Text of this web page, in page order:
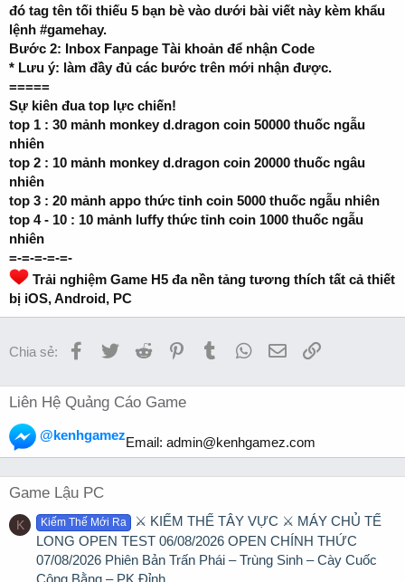
đó tag tên tối thiếu 5 bạn bè vào dưới bài viết này kèm khẩu
lệnh #gamehay.
Bước 2: Inbox Fanpage Tài khoản để nhận Code
* Lưu ý: làm đầy đủ các bước trên mới nhận được.
=====
Sự kiên đua top lực chiến!
top 1 : 30 mảnh monkey d.dragon coin 50000 thuốc ngẫu
nhiên
top 2 : 10 mảnh monkey d.dragon coin 20000 thuốc ngâu
nhiên
top 3 : 20 mảnh appo thức tỉnh coin 5000 thuốc ngẫu nhiên
top 4 - 10 : 10 mảnh luffy thức tỉnh coin 1000 thuốc ngẫu
nhiên
=-=-=-=-=-
Trải nghiệm Game H5 đa nền tảng tương thích tất cả thiết
bị iOS, Android, PC
Chia sẻ: Facebook
TwitterReddit PinterestTumblrWhatsApp
EmailLink
Liên Hệ Quảng Cáo Game
@kenhgamezEmail: admin@kenhgamez.com
Game Lậu PC
K Kiếm Thế Mới Ra
⚔️ KIẾM THẾ TÂY VỰC ⚔️ MÁY CHỦ TẾ
LONG OPEN TEST 06/08/2026 OPEN CHÍNH THỨC
07/08/2026 Phiên Bản Trấn Phái – Trùng Sinh – Cày Cuốc
Công Bằng – PK Đỉnh